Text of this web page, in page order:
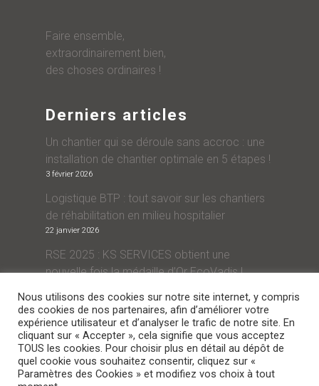
Faire ensemble,
extraordinairement bien,
des choses ordinaires !
Derniers articles
Un chantier qui se déroule sans accroc : une
installation de chantier optimale en 5 étapes !
3 février 2026
Logistique BTP : tout savoir sur les chantiers
de réhabilitation en milieu hospitalier
22 janvier 2026
RSE 2025 : KS SERVICES obtient une
nouvelle fois la médaille d’Or EcoVadis !
Contact
contact@groupeks.com
0 825 560 020
Nous utilisons des cookies sur notre site internet, y compris
des cookies de nos partenaires, afin d’améliorer votre
expérience utilisateur et d’analyser le trafic de notre site. En
cliquant sur « Accepter », cela signifie que vous acceptez
TOUS les cookies. Pour choisir plus en détail au dépôt de
quel cookie vous souhaitez consentir, cliquez sur «
Paramètres des Cookies » et modifiez vos choix à tout